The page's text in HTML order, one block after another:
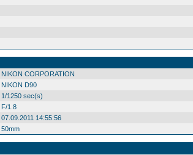
NIKON CORPORATION
NIKON D90
1/1250 sec(s)
F/1.8
07.09.2011 14:55:56
50mm